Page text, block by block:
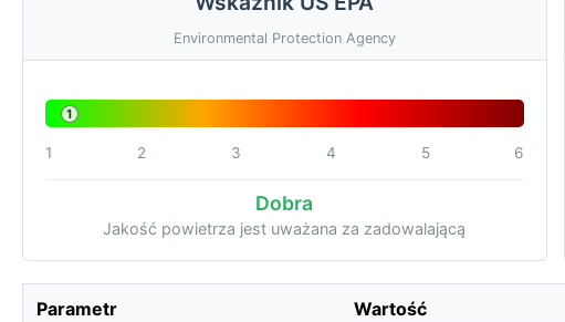
Environmental Protection Agency
1
1 2 3 4 5 6
Dobra
Jakość powietrza jest uważana za zadowalającą
Parametr Wartość